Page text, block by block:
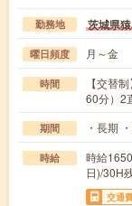
勤務地 茨城県
曜日頻度 月～金
時間
【交替
60分）2
期間 ・長期
時給
時給
日)/30H
交通